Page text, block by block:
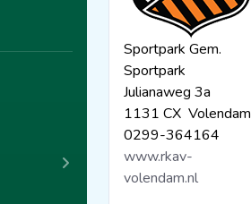
Sportpark Gem.
Sportpark
Julianaweg 3a
1131 CX Volendam
0299-364164
www.rkav-
volendam.nl